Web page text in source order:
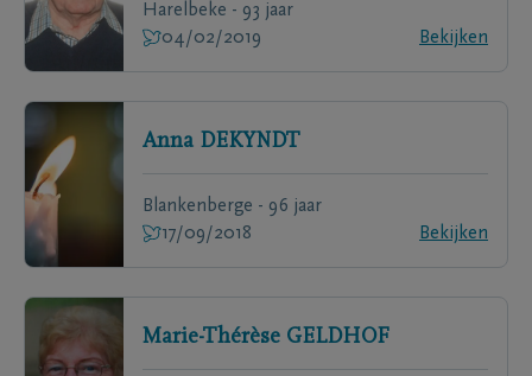
Harelbeke - 93 jaar
04/02/2019
Bekijken
Anna DEKYNDT
Blankenberge - 96 jaar
17/09/2018
Bekijken
Marie-Thérèse GELDHOF